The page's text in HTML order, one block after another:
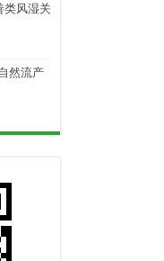
类风湿关
然流产